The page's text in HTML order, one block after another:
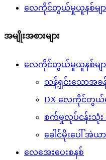
လေကိုင်တွယ်မှုယူနစ်မျာ
အမျိုးအစားများ
လေကိုင်တွယ်မှုယူနစ်မျာ
သန့်ရှင်းသောအ
DX လေကိုင်တွယ်
စက်မှုလုပ်ငန်းသုံး
ခေါင်မိုးပေါ် အဲယ
လေအေးပေးစနစ်